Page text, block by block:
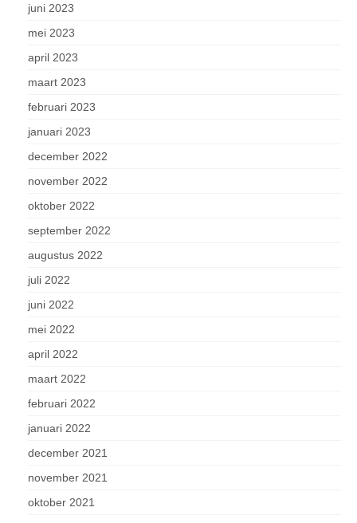
juni 2023
mei 2023
april 2023
maart 2023
februari 2023
januari 2023
december 2022
november 2022
oktober 2022
september 2022
augustus 2022
juli 2022
juni 2022
mei 2022
april 2022
maart 2022
februari 2022
januari 2022
december 2021
november 2021
oktober 2021